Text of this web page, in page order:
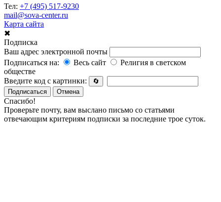
Тел: +7 (495) 517-9230
mail@sova-center.ru
Карта сайта
✖
Подписка
Ваш адрес электронной почты
Подписаться на:
Весь сайт
Религия в светском
обществе
Введите код с картинки:
🔄
Подписаться
Отмена
Спасибо!
Проверьте почту, вам выслано письмо со статьями
отвечающим критериям подписки за последние трое суток.